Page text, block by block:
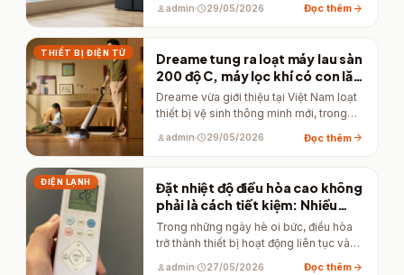
personadmin schedule29/05/2026 Đọc thêm arrow_forward
THIẾT BỊ ĐIỆN TỬ
Dreame tung ra loạt máy lau sàn
200 độ C, máy lọc khí có con lăn
hút lông chó mèo ở Việt Nam
Dreame vừa giới thiệu tại Việt Nam loạt
thiết bị vệ sinh thông minh mới, trong
personadmin schedule29/05/2026 Đọc thêm arrow_forward
ĐIỆN LẠNH
Đặt nhiệt độ điều hòa cao không
phải là cách tiết kiệm: Nhiều
người đang hiểu sai
Trong những ngày hè oi bức, điều hòa
trở thành thiết bị hoạt động liên tục và
personadmin schedule27/05/2026 Đọc thêm arrow_forward